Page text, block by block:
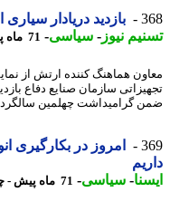
بازدید دریادار سیاری از
نیوز-سیاسی-71 ماه پیش - چهارشنبه 9 مهر 1399، 08:00
هماهنگ کننده ارتش از
سازمان صنایع دفاع بازدید
گرامیداشت چهلمین سالگرد
امروز در بکارگیری
-سیاسی-71 ماه پیش - چهارشنبه 9 مهر 1399، 08:00